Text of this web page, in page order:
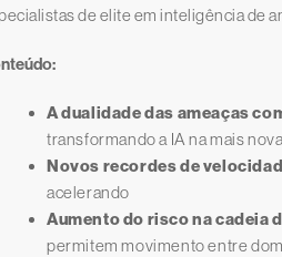
de elite em inteligência de
A dualidade das ameaças
transformando a IA na mais
Novos recordes de
acelerando
Aumento do risco na cadeia
permitem movimento entre